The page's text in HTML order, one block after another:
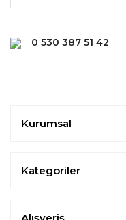
0 530 387 51 42
Kurumsal
Kategoriler